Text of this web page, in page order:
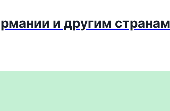
и другим странам